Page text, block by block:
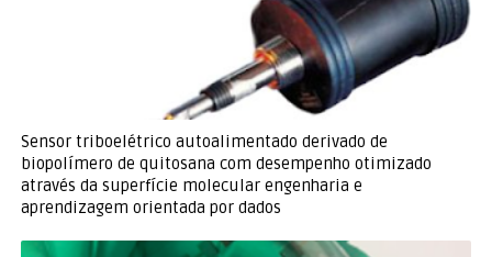
Sensor triboelétrico autoalimentado derivado de
biopolímero de quitosana com desempenho otimizado
através da superfície molecular engenharia e
aprendizagem orientada por dados